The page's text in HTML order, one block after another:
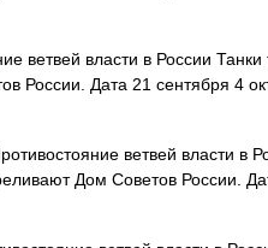
ветвей власти в России Танки
России. Дата 21 сентября 4
ветвей власти в
Дом Советов России.